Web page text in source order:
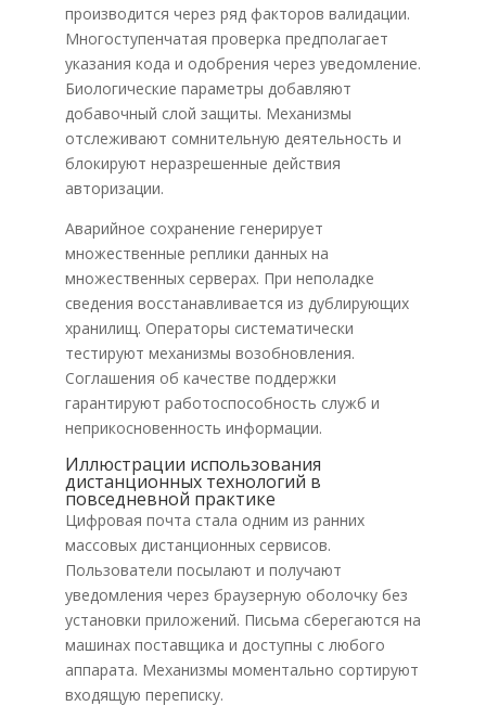
производится через ряд факторов валидации.
Многоступенчатая проверка предполагает
указания кода и одобрения через уведомление.
Биологические параметры добавляют
добавочный слой защиты. Механизмы
отслеживают сомнительную деятельность и
блокируют неразрешенные действия
авторизации.
Аварийное сохранение генерирует
множественные реплики данных на
множественных серверах. При неполадке
сведения восстанавливается из дублирующих
хранилищ. Операторы систематически
тестируют механизмы возобновления.
Соглашения об качестве поддержки
гарантируют работоспособность служб и
неприкосновенность информации.
Иллюстрации использования
дистанционных технологий в
повседневной практике
Цифровая почта стала одним из ранних
массовых дистанционных сервисов.
Пользователи посылают и получают
уведомления через браузерную оболочку без
установки приложений. Письма сберегаются на
машинах поставщика и доступны с любого
аппарата. Механизмы моментально сортируют
входящую переписку.